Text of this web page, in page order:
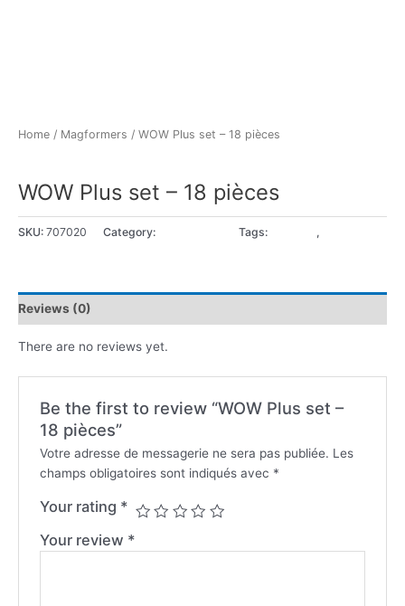
Home / Magformers / WOW Plus set – 18 pièces
WOW Plus set – 18 pièces
SKU: 707020 Category: Tags: ,
Reviews (0)
There are no reviews yet.
Be the first to review “WOW Plus set –
18 pièces”
Votre adresse de messagerie ne sera pas publiée. Les
champs obligatoires sont indiqués avec *
Your rating *
Your review *